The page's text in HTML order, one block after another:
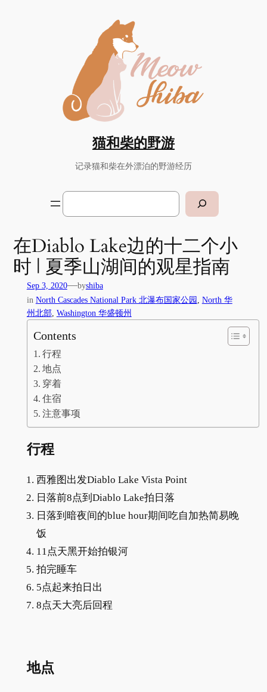
猫和柴的野游
记录猫和柴在外漂泊的野游经历
Search
在Diablo Lake边的十二个小
时 | 夏季山湖间的观星指南
Sep 3, 2020—byshiba
in North Cascades National Park 北瀑布国家公园
North 华
州北部, Washington 华盛顿州
Contents
行程
地点
穿着
住宿
注意事项
行程
西雅图出发Diablo Lake Vista Point
日落前8点到Diablo Lake拍日落
日落到暗夜间的blue hour期间吃自加热简易晚
饭
11点天黑开始拍银河
拍完睡车
5点起来拍日出
8点天大亮后回程
地点